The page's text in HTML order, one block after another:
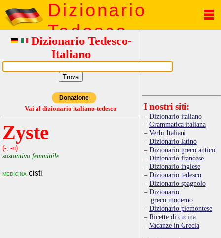
Dizionario
Tedesco
Dizionario Tedesco-
Italiano
Donazione
Vai al dizionario italiano-tedesco
Zyste
(-, -n)
sostantivo femminile
medicina cisti
I nostri siti:
Dizionario italiano
Grammatica italiana
Verbi Italiani
Dizionario latino
Dizionario greco antico
Dizionario francese
Dizionario inglese
Dizionario tedesco
Dizionario spagnolo
Dizionario
greco moderno
Dizionario piemontese
Ricette di cucina
Vacanze in Grecia